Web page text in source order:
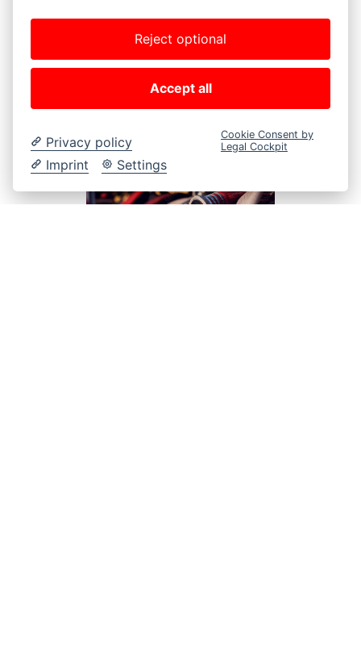
Apr. Apr.
15
2024
News
Einsatz 145
2022
Reject optional
Accept all
Privacy policy
Imprint
Settings
Cookie Consent by
Legal Cockpit